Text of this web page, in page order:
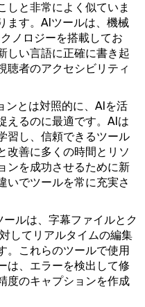
しと非常によく似ていま
ます。AIツールは、機械
ノロジーを搭載してお
しい言語に正確に書き起
聴者のアクセシビリティ
ンとは対照的に、AIを活
えるのに最適です。AIは
習し、信頼できるツール
改善に多くの時間とリソ
ンを成功させるために新
いでツールを常に充実さ
ルは、字幕ファイルとク
してリアルタイムの編集
。これらのツールで使用
は、エラーを検出して修
度のキャプションを作成